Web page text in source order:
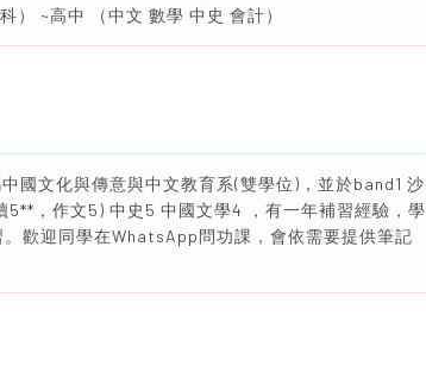
） ~高中 （中文 數學 中史 會計）
國文化與傳意與中文教育系(雙學位)，並於band1 沙
，作文5) 中史5 中國文學4 ，有一年補習經驗，學
歡迎同學在WhatsApp問功課，會依需要提供筆記